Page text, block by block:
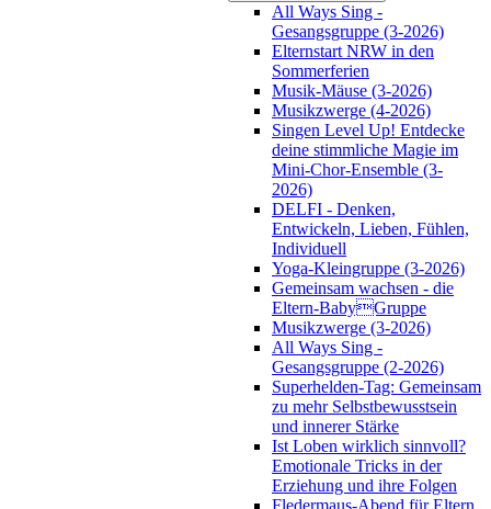
All Ways Sing -
Gesangsgruppe (3-2026)
Elternstart NRW in den
Sommerferien
Musik-Mäuse (3-2026)
Musikzwerge (4-2026)
Singen Level Up! Entdecke
deine stimmliche Magie im
Mini-Chor-Ensemble (3-
2026)
DELFI - Denken,
Entwickeln, Lieben, Fühlen,
Individuell
Yoga-Kleingruppe (3-2026)
Gemeinsam wachsen - die
Eltern-BabyGruppe
Musikzwerge (3-2026)
All Ways Sing -
Gesangsgruppe (2-2026)
Superhelden-Tag: Gemeinsam
zu mehr Selbstbewusstsein
und innerer Stärke
Ist Loben wirklich sinnvoll?
Emotionale Tricks in der
Erziehung und ihre Folgen
Fledermaus-Abend für Eltern